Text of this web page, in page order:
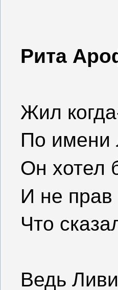
Рита
Жил
По имени
Он хотел
И не
Что
Ведь